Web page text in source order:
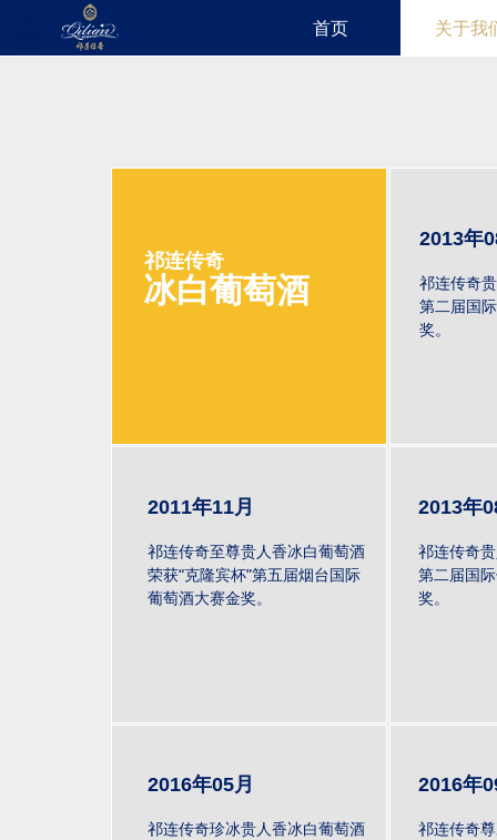
首页 关于我
祁连传奇至尊贵人香冰白葡萄酒
荣获“克隆宾杯”第五届烟台国际
葡萄酒大赛金奖。
2011年11月
祁连传奇
第二届国
奖。
2013年
祁连传奇珍冰贵人香冰白葡萄酒
2016年05月
祁连传奇
2016年
祁连传奇
第二届国
奖。
2013年
祁连传奇
冰白葡萄酒